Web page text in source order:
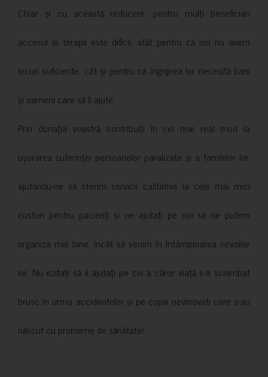
Chiar și cu această reducere, pentru mulți beneficiari
accesul la terapii este dificil, atât pentru că noi nu avem
locuri suficiente, cât și pentru că îngrijirea lor necesită bani
și oameni care să îi ajute.
Prin donația voastră contribuiți în cel mai real mod la
ușurarea suferinței persoanelor paralizate și a familiilor lor,
ajutându-ne să oferim servicii calitative la cele mai mici
costuri pentru pacienți și ne ajutați pe noi să ne putem
organiza mai bine, încât să venim în întâmpinarea nevoilor
lor. Nu ezitați să îi ajutați pe cei a căror viață s-a schimbat
brusc în urma accidentelor și pe copiii nevinovati care s-au
născut cu probleme de sănătate!